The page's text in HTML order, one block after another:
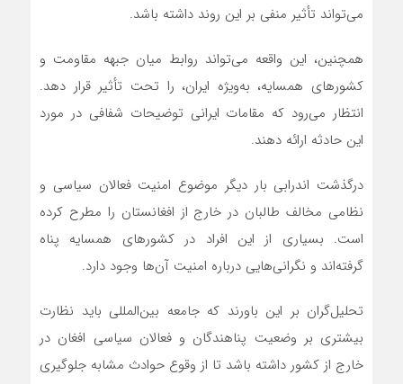
می‌تواند تأثیر منفی بر این روند داشته باشد.
همچنین، این واقعه می‌تواند روابط میان جبهه مقاومت و
کشورهای همسایه، به‌ویژه ایران، را تحت تأثیر قرار دهد.
انتظار می‌رود که مقامات ایرانی توضیحات شفافی در مورد
این حادثه ارائه دهند.
درگذشت اندرابی بار دیگر موضوع امنیت فعالان سیاسی و
نظامی مخالف طالبان در خارج از افغانستان را مطرح کرده
است. بسیاری از این افراد در کشورهای همسایه پناه
گرفته‌اند و نگرانی‌هایی درباره امنیت آن‌ها وجود دارد.
تحلیل‌گران بر این باورند که جامعه بین‌المللی باید نظارت
بیشتری بر وضعیت پناهندگان و فعالان سیاسی افغان در
خارج از کشور داشته باشد تا از وقوع حوادث مشابه جلوگیری